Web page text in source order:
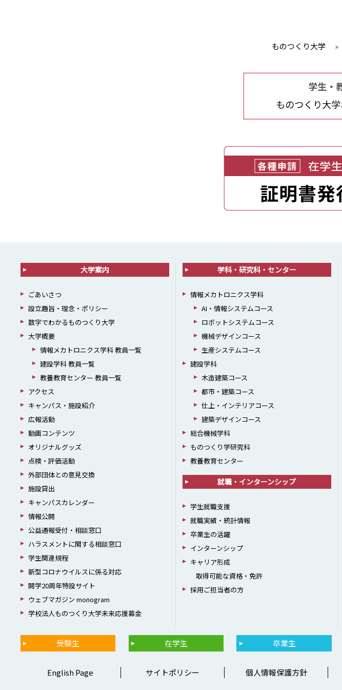
ものつくり大学 »
大学案内
ごあいさつ
設立趣旨・理念・ポリシー
数字でわかるものつくり大学
大学概要
情報メカトロニクス学科 教員一覧
建設学科 教員一覧
教養教育センター 教員一覧
アクセス
キャンパス・施設紹介
広報活動
動画コンテンツ
オリジナルグッズ
点検・評価活動
外部団体との意見交換
施設貸出
キャンパスカレンダー
情報公開
公益通報受付・相談窓口
ハラスメントに関する相談窓口
学生関連規程
新型コロナウイルスに係る対応
開学20周年特設サイト
ウェブマガジン monogram
学校法人ものつくり大学未来応援募金
学科・研究科・センター
情報メカトロニクス学科
AI・情報システムコース
ロボットシステムコース
機械デザインコース
生産システムコース
建設学科
木造建築コース
都市・建築コース
仕上・インテリアコース
建築デザインコース
総合機械学科
ものつくり学研究科
教養教育センター
就職・インターンシップ
学生就職支援
就職実績・統計情報
卒業生の活躍
インターンシップ
キャリア形成
取得可能な資格・免許
採用ご担当者の方
受験生 在学生 卒業生
English Page サイトポリシー 個人情報保護方針